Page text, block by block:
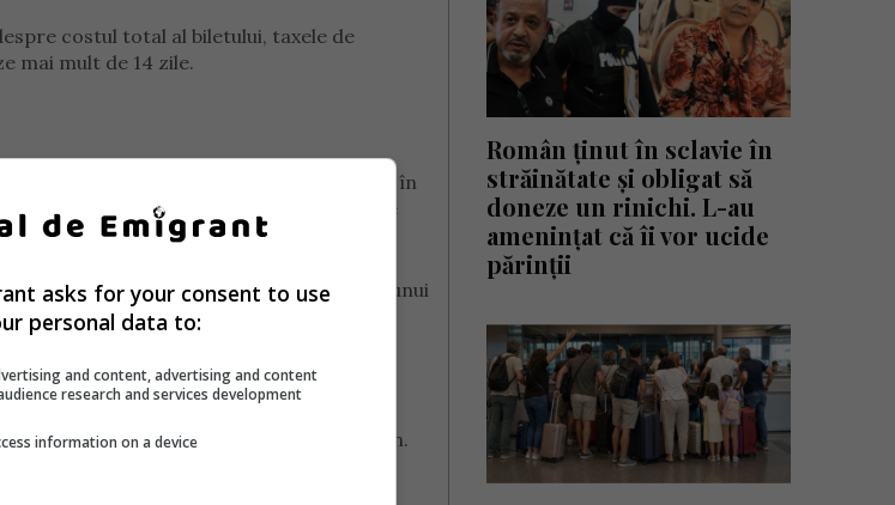
costul total al biletului, taxele de
mai mult de 14 zile.
va fi obligat să proceseze rambursarea în
la nivel european pentru cererile de
în termen de 48 de ore de la apariția unui
automat alternativ.
urmează să fie supusă votului în plen.
membre ale Uniunii Europene. Până
Român ținut în sclavie în
străinătate și obligat să
doneze un rinichi. L-au
amenințat că îi vor ucide
părinții
asks for your consent to use
personal data to:
and content, advertising and content
research and services development
information on a device